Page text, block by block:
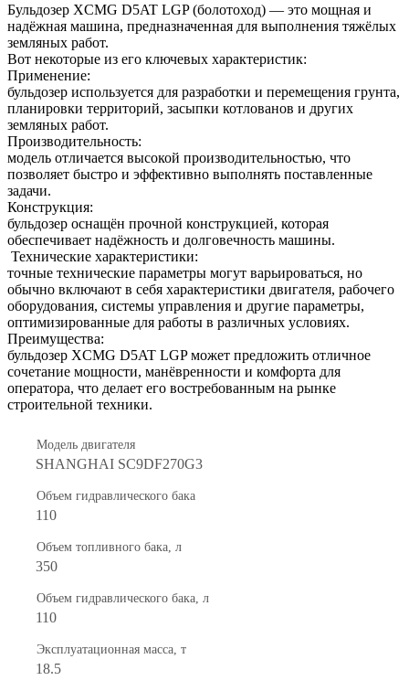
Бульдозер XCMG D5AT LGP (болотоход) — это мощная и
надёжная машина, предназначенная для выполнения тяжёлых
земляных работ.
Вот некоторые из его ключевых характеристик:
Применение:
бульдозер используется для разработки и перемещения грунта,
планировки территорий, засыпки котлованов и других
земляных работ.
Производительность:
модель отличается высокой производительностью, что
позволяет быстро и эффективно выполнять поставленные
задачи.
Конструкция:
бульдозер оснащён прочной конструкцией, которая
обеспечивает надёжность и долговечность машины.
Технические характеристики:
точные технические параметры могут варьироваться, но
обычно включают в себя характеристики двигателя, рабочего
оборудования, системы управления и другие параметры,
оптимизированные для работы в различных условиях.
Преимущества:
бульдозер XCMG D5AT LGP может предложить отличное
сочетание мощности, манёвренности и комфорта для
оператора, что делает его востребованным на рынке
строительной техники.
Модель двигателя
SHANGHAI SC9DF270G3
Объем гидравлического бака
110
Объем топливного бака, л
350
Объем гидравлического бака, л
110
Эксплуатационная масса, т
18.5